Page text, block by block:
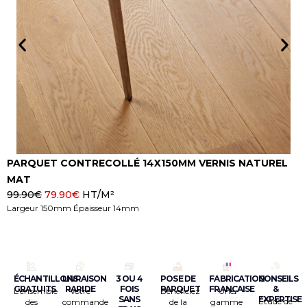
PARQUET CONTRECOLLÉ 14X150MM VERNIS NATUREL
MAT
99.90€ 79.90€ HT/M²
Largeur 150mm Épaisseur 14mm
ÉCHANTILLONS
GRATUITS
L’ensemble
des
LIVRAISON
RAPIDE
Votre
commande
3 OU 4
FOIS
SANS
POSE DE
PARQUET
Bénéficiez
de la
FABRICATION
FRANÇAISE
Une
gamme
CONSEILS
&
EXPERTISE
Étude de